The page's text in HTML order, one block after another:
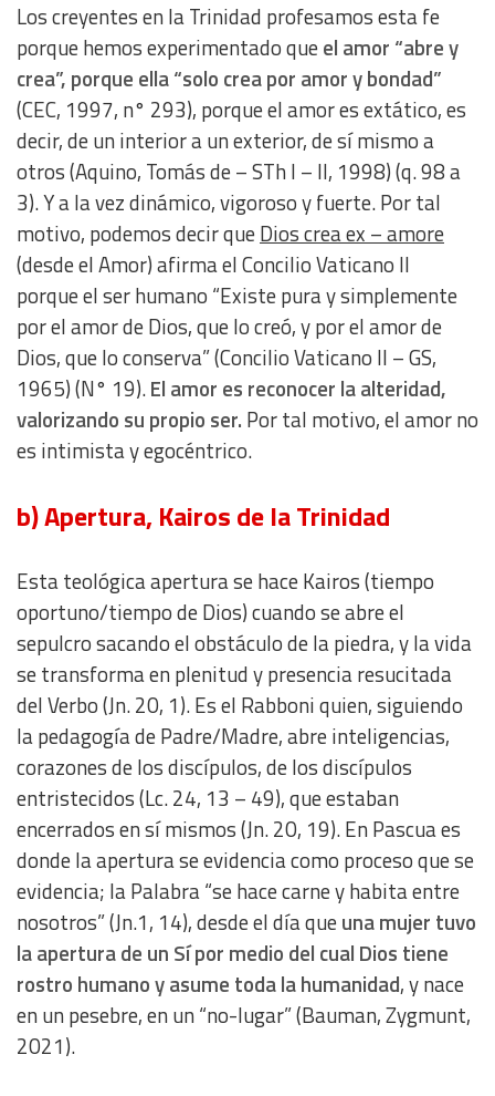
Los creyentes en la Trinidad profesamos esta fe
porque hemos experimentado queel amor “abre y
crea”, porque ella “solo crea por amor y bondad”
(CEC, 1997, n° 293), porque el amor es extático, es
decir, de un interior a un exterior, de sí mismo a
otros (Aquino, Tomás de – STh I – II, 1998) (q. 98 a
3). Y a la vez dinámico, vigoroso y fuerte. Por tal
motivo, podemos decir queDios crea ex – amore
(desde el Amor) afirma el Concilio Vaticano II
porque el ser humano “Existe pura y simplemente
por el amor de Dios, que lo creó, y por el amor de
Dios, que lo conserva” (Concilio Vaticano II – GS,
1965) (N° 19).El amor es reconocer la alteridad,
valorizando su propio ser. Por tal motivo, el amor no
es intimista y egocéntrico.
b) Apertura, Kairos de la Trinidad
Esta teológica apertura se hace Kairos (tiempo
oportuno/tiempo de Dios) cuando se abre el
sepulcro sacando el obstáculo de la piedra, y la vida
se transforma en plenitud y presencia resucitada
del Verbo (Jn. 20, 1). Es el Rabboni quien, siguiendo
la pedagogía de Padre/Madre, abre inteligencias,
corazones de los discípulos, de los discípulos
entristecidos (Lc. 24, 13 – 49), que estaban
encerrados en sí mismos (Jn. 20, 19). En Pascua es
donde la apertura se evidencia como proceso que se
evidencia; la Palabra “se hace carne y habita entre
nosotros” (Jn.1, 14), desde el día queuna mujer tuvo
la apertura de un Sí por medio del cual Dios tiene
rostro humano y asume toda la humanidad, y nace
en un pesebre, en un “no-lugar” (Bauman, Zygmunt,
2021).